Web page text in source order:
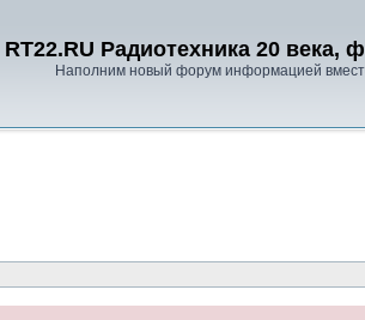
RT22.RU Радиотехника 20 века,
Наполним новый форум информацией